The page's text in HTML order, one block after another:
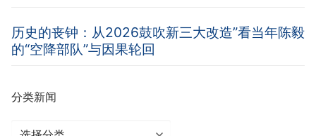
历史的丧钟：从2026鼓吹新三大改造”看当年陈毅
的“空降部队”与因果轮回
分类新闻
分